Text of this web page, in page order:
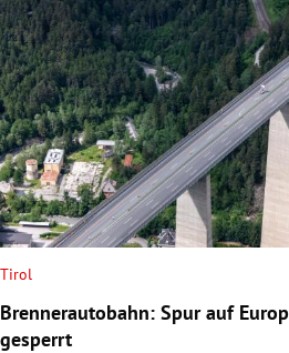
Tirol
Brennerautobahn: Spur auf
gesperrt